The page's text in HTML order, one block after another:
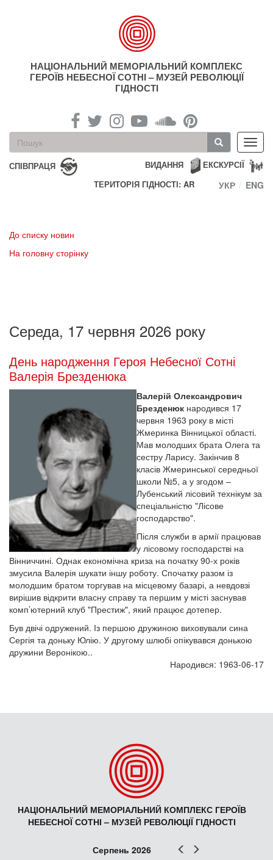
НАЦІОНАЛЬНИЙ МЕМОРІАЛЬНИЙ КОМПЛЕКС
ГЕРОЇВ НЕБЕСНОЇ СОТНІ – МУЗЕЙ РЕВОЛЮЦІЇ
ГІДНОСТІ
Пошукова
форма
Пошук
СПІВПРАЦЯ ЕКСКУРСІЇ
ВИДАННЯ
ТЕРИТОРІЯ ГІДНОСТІ: AR
УКР ENG
До списку новин
На головну сторінку
Середа, 17 червня 2026 року
День народження Героя Небесної Сотні
Валерія Брезденюка
Валерій Олександрович
Брезденюк народився 17
червня 1963 року в місті
Жмеринка Вінницької області.
Мав молодших брата Олега та
сестру Ларису. Закінчив 8
класів Жмеринської середньої
школи №5, а у згодом –
Лубенський лісовий технікум за
спеціальністю "Лісове
господарство".
Після служби в армії працював
у лісовому господарстві на
Вінниччині. Однак економічна криза на початку 90-х років
змусила Валерія шукати іншу роботу. Спочатку разом із
молодшим братом торгував на місцевому базарі, а невдовзі
вирішив відкрити власну справу та першим у місті заснував
комп’ютерний клуб "Престиж", який працює дотепер.
Був двічі одружений. Із першою дружиною виховували сина
Сергія та доньку Юлію. У другому шлюбі опікувався донькою
дружини Веронікою..
Народився: 1963-06-17
НАЦІОНАЛЬНИЙ МЕМОРІАЛЬНИЙ КОМПЛЕКС ГЕРОЇВ
НЕБЕСНОЇ СОТНІ – МУЗЕЙ РЕВОЛЮЦІЇ ГІДНОСТІ
Попер
Серпень 2026